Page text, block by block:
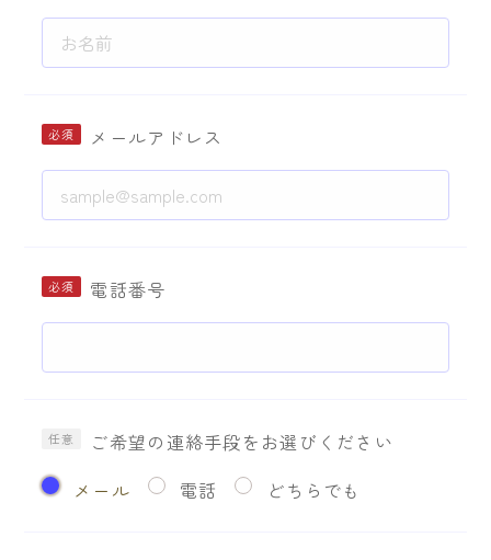
メールアドレス
電話番号
ご希望の連絡手段をお選びください
メール
電話 どちらでも